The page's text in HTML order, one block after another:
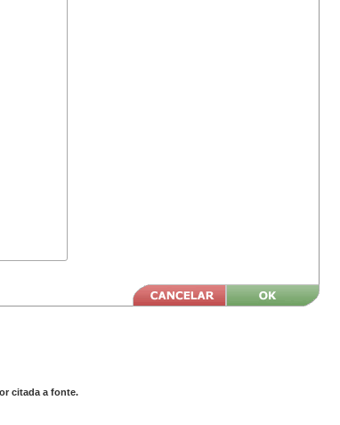
citada a fonte.